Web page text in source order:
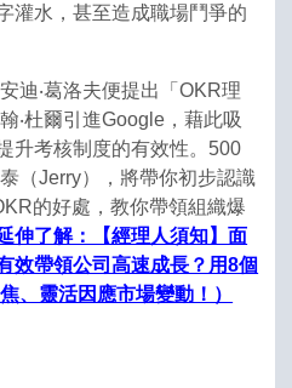
灌水，甚至造成職場鬥爭的
‧葛洛夫便提出「OKR理
‧杜爾引進Google，藉此吸
升考核制度的有效性。500
（Jerry），將帶你初步認識
的好處，教你帶領組織爆
延伸了解：【經理人須知】面
效帶領公司高速成長？用8個
、靈活因應市場變動！）